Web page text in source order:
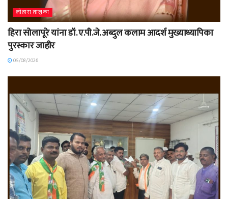
लोहारा तालुका
हिरा सोलापूरे यांना डॉ. ए.पी.जे. अब्दुल कलाम आदर्श मुख्याध्यापिका
पुरस्कार जाहीर
05/08/2026